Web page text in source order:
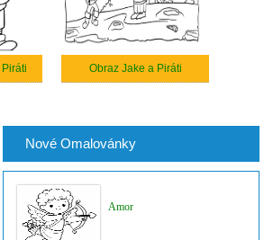
Obraz Jake a Piráti
Nové Omalovánky
Amor